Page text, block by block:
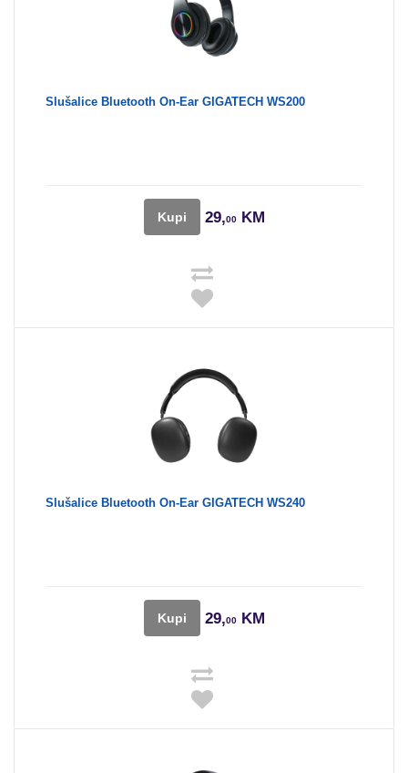
Slušalice Bluetooth On-Ear GIGATECH WS200
Kupi 29,00KM
Slušalice Bluetooth On-Ear GIGATECH WS240
Kupi 29,00KM